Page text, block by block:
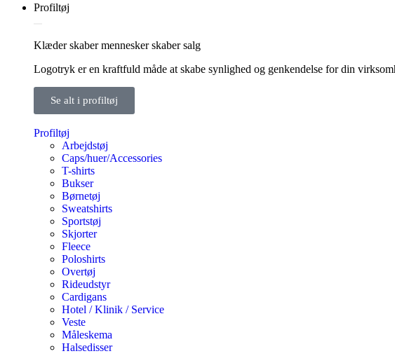
Profiltøj
Klæder skaber mennesker skaber salg
Logotryk er en kraftfuld måde at skabe synlighed og genkendelse for din
Se alt i profiltøj
Profiltøj
Arbejdstøj
Caps/huer/Accessories
T-shirts
Bukser
Børnetøj
Sweatshirts
Sportstøj
Skjorter
Fleece
Poloshirts
Overtøj
Rideudstyr
Cardigans
Hotel / Klinik / Service
Veste
Måleskema
Halsedisser